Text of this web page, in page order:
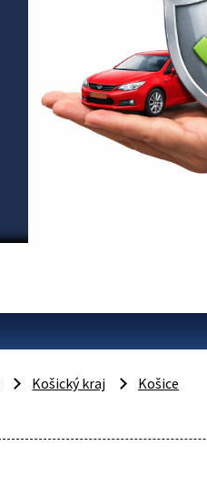
Košický kraj
Košice